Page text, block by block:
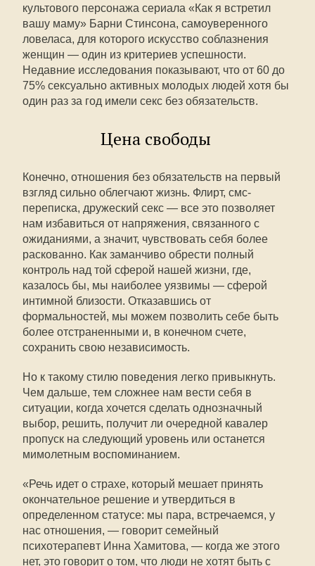
культового персонажа сериала «Как я встретил
вашу маму» Барни Стинсона, самоуверенного
ловеласа, для которого искусство соблазнения
женщин — один из критериев успешности.
Недавние исследования показывают, что от 60 до
75% сексуально активных молодых людей хотя бы
один раз за год имели секс без обязательств.
Цена свободы
Конечно, отношения без обязательств на первый
взгляд сильно облегчают жизнь. Флирт, смс-
переписка, дружеский секс — все это позволяет
нам избавиться от напряжения, связанного с
ожиданиями, а значит, чувствовать себя более
раскованно. Как заманчиво обрести полный
контроль над той сферой нашей жизни, где,
казалось бы, мы наиболее уязвимы — сферой
интимной близости. Отказавшись от
формальностей, мы можем позволить себе быть
более отстраненными и, в конечном счете,
сохранить свою независимость.
Но к такому стилю поведения легко привыкнуть.
Чем дальше, тем сложнее нам вести себя в
ситуации, когда хочется сделать однозначный
выбор, решить, получит ли очередной кавалер
пропуск на следующий уровень или останется
мимолетным воспоминанием.
«Речь идет о страхе, который мешает принять
окончательное решение и утвердиться в
определенном статусе: мы пара, встречаемся, у
нас отношения, — говорит семейный
психотерапевт Инна Хамитова, — когда же этого
нет, это говорит о том, что люди не хотят быть с